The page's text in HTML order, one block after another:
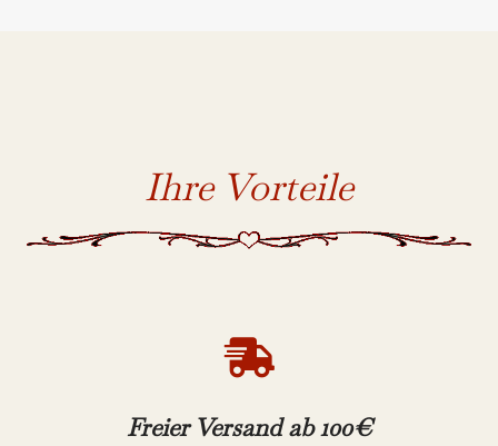
Ihre Vorteile

Freier Versand ab 100€